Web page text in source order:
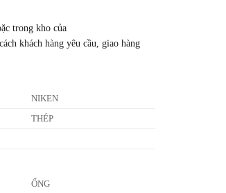
trong kho của
khách hàng yêu cầu, giao hàng
NIKEN
THÉP
ỐNG